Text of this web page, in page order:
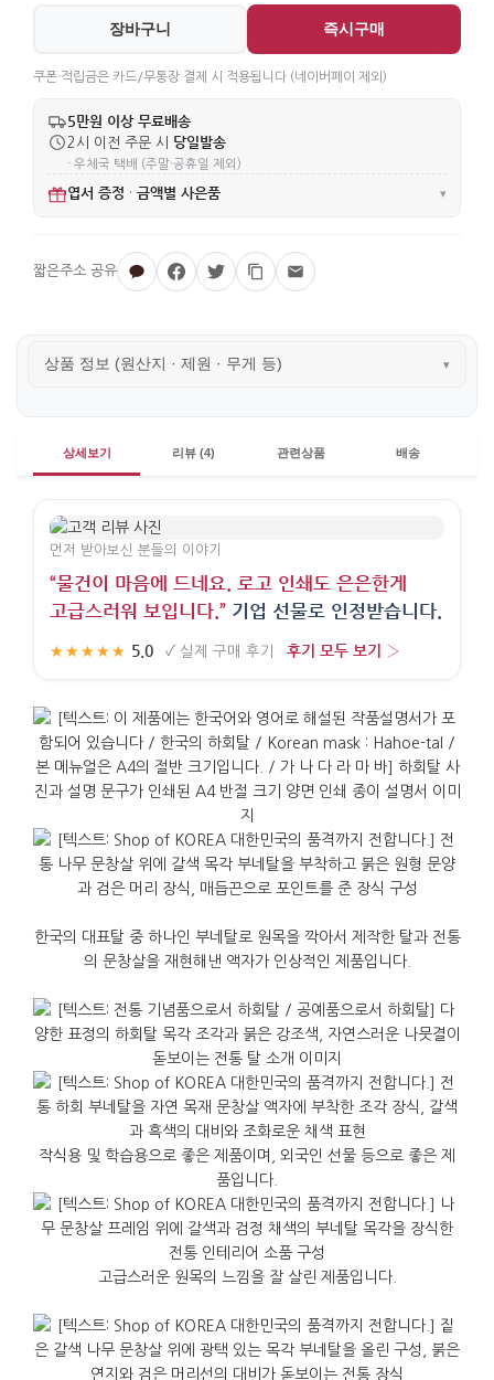
장바구니 즉시구매
쿠폰·적립금은 카드/무통장 결제 시 적용됩니다 (네이버페이 제외)
5만원 이상 무료배송
2시 이전 주문 시 당일발송
· 우체국 택배 (주말·공휴일 제외)
엽서 증정 · 금액별 사은품 ▾
상품 정보 (원산지 · 제원 · 무게 등) ▾
상세보기 리뷰 (4) 관련상품 배송
먼저 받아보신 분들의 이야기
“물건이 마음에 드네요. 로고 인쇄도 은은한게
고급스러워 보입니다.” 기업 선물로 인정받습니다.
★★★★★ 5.0 · ✓ 실제 구매 후기 · 후기 모두 보기 ›
한국의 대표탈 중 하나인 부네탈로 원목을 깍아서 제작한 탈과 전통
의 문창살을 재현해낸 액자가 인상적인 제품입니다.
작식용 및 학습용으로 좋은 제품이며, 외국인 선물 등으로 좋은 제
품입니다.
고급스러운 원목의 느낌을 잘 살린 제품입니다.